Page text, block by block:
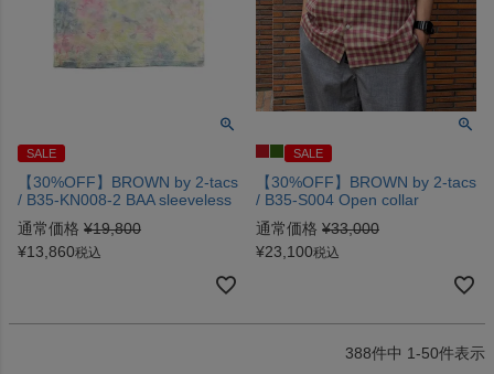
SALE
【30%OFF】BROWN by 2-tacs
/ B35-KN008-2 BAA sleeveless
通常価格 ¥19,800
¥13,860税込
SALE
【30%OFF】BROWN by 2-tacs
/ B35-S004 Open collar
通常価格 ¥33,000
¥23,100税込
388件中 1-50件表示